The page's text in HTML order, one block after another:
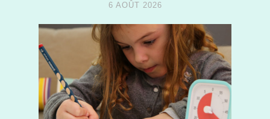
6 AOÛT 2026